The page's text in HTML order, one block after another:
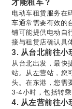
才能租车？
电动车租赁服务在
车通常需要有效的
铺可能提供电动自
接与租赁店确认具
3. 从台北前往小
从台北出发，最快
站。从左营站，您
头。在东港，您需
3-4小时，包括转
4. 从左营前往小